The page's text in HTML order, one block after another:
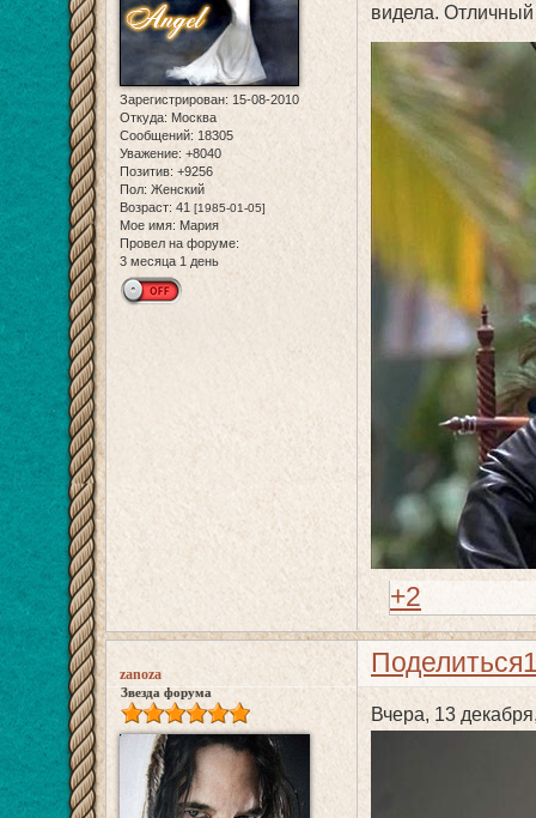
Зарегистрирован: 15-08-2010
Откуда: Москва
Сообщений: 18305
Уважение: +8040
Позитив: +9256
Пол: Женский
Возраст: 41 [1985-01-05]
Мое имя: Мария
Провел на форуме:
3 месяца 1 день
видела.
+2
Поделиться
zanoza
Звезда форума
Вчера, 13